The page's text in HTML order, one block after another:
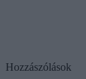
Hozzászólások